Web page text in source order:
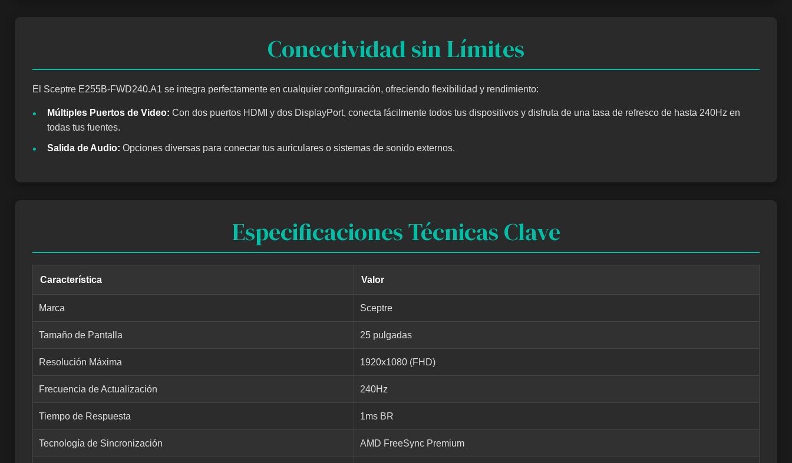
Conectividad sin Límites
El Sceptre E255B-FWD240.A1 se integra perfectamente en cualquier configuración, ofreciendo flexibilidad y rendimiento:
• Múltiples Puertos de Video: Con dos puertos HDMI y dos DisplayPort, conecta fácilmente todos tus dispositivos y disfruta de una tasa de refresco de hasta 240Hz en
todas tus fuentes.
• Salida de Audio: Opciones diversas para conectar tus auriculares o sistemas de sonido externos.
Especificaciones Técnicas Clave
Característica Valor
Marca Sceptre
Tamaño de Pantalla 25 pulgadas
Resolución Máxima 1920x1080 (FHD)
Frecuencia de Actualización 240Hz
Tiempo de Respuesta 1ms BR
Tecnología de Sincronización AMD FreeSync Premium